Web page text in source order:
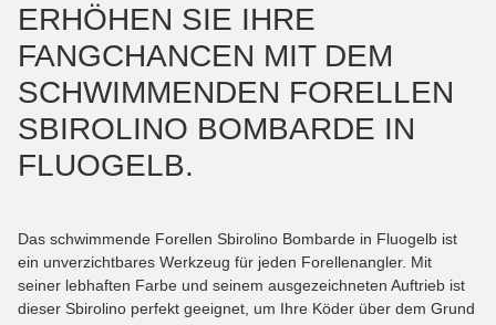
ERHÖHEN SIE IHRE
FANGCHANCEN MIT DEM
SCHWIMMENDEN FORELLEN
SBIROLINO BOMBARDE IN
FLUOGELB.
Das schwimmende Forellen Sbirolino Bombarde in Fluogelb ist
ein unverzichtbares Werkzeug für jeden Forellenangler. Mit
seiner lebhaften Farbe und seinem ausgezeichneten Auftrieb ist
dieser Sbirolino perfekt geeignet, um Ihre Köder über dem Grund